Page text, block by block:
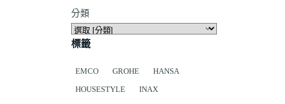
分類
標籤
EMCO GROHE
HANSA
HOUSESTYLE
INAX